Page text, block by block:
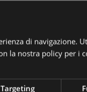
di navigazione.
la nostra policy per i
Targeting